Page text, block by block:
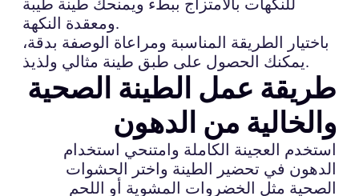
للنكهات بالامتزاج ببطء ويمنحك طينة طيبة
ومعقدة النكهة.
باختيار الطريقة المناسبة ومراعاة الوصفة بدقة،
يمكنك الحصول على طبق طينة مثالي ولذيذ.
طريقة عمل الطينة الصحية
والخالية من الدهون
استخدم العجينة الكاملة وامتنحي استخدام
الدهون في تحضير الطينة واختر الحشوات
الصحية مثل الخضروات المشوية أو اللحم